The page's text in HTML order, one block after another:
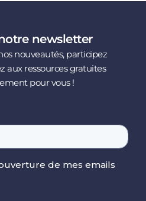
newsletter
nouveautés, participez
aux ressources gratuites
pour vous !